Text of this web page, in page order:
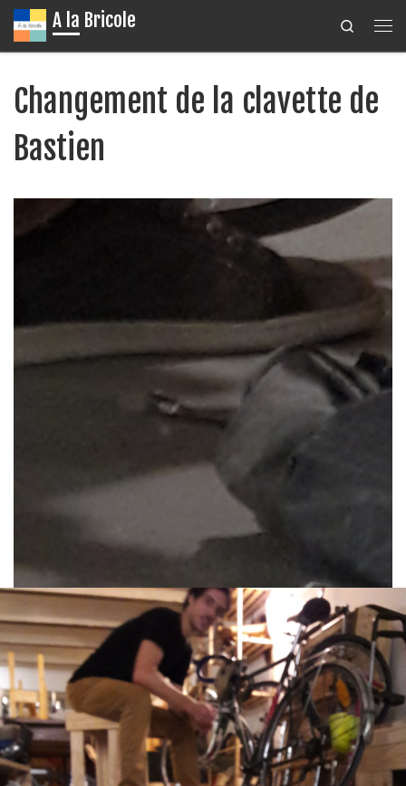
Passer au contenu
A la Bricole
Search
Changement de la clavette de
Bastien